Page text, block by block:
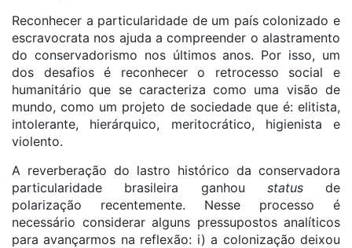
Reconhecer a particularidade de um país colonizado e
escravocrata nos ajuda a compreender o alastramento
do conservadorismo nos últimos anos. Por isso, um
dos desafios é reconhecer o retrocesso social e
humanitário que se caracteriza como uma visão de
mundo, como um projeto de sociedade que é: elitista,
intolerante, hierárquico, meritocrático, higienista e
violento.
A reverberação do lastro histórico da conservadora
particularidade brasileira ganhou statusde
polarização recentemente. Nesse processo é
necessário considerar alguns pressupostos analíticos
para avançarmos na reflexão: i) a colonização deixou